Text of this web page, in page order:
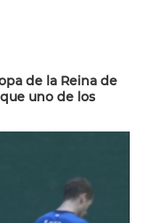
de la Reina de
uno de los